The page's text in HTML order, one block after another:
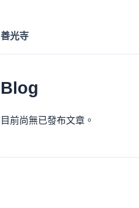
善光寺
Blog
目前尚無已發布文章。